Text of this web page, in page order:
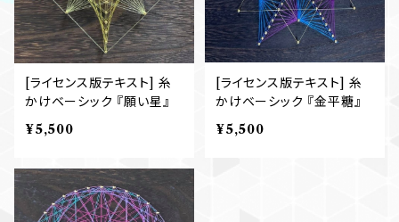
[ライセンス版テキスト] 糸
かけベーシック 『願い星』
¥5,500
[ライセンス版テキスト] 糸
かけベーシック 『金平糖』
¥5,500